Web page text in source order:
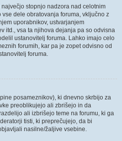
stopnjo nadzora nad celotnim
dele obratovanja foruma, vključno z
uporabnikov, ustvarjanjem
itd., vsa ta njihova dejanja pa so odvisna
ustanovitelj foruma. Lahko imajo celo
forumih, kar pa je zopet odvisno od
foruma.
posameznikov), ki dnevno skrbijo za
preoblikujejo ali zbrišejo in da
ali izbrišejo teme na forumu, ki ga
tisti, ki preprečujejo, da bi
nasilne/žaljive vsebine.